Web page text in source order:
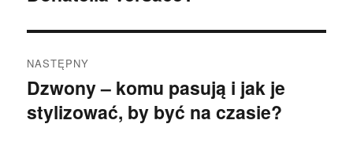
NASTĘPNY
Następny
wpis:
Dzwony – komu pasują i jak je
stylizować, by być na czasie?